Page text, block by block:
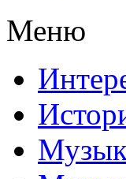
Меню